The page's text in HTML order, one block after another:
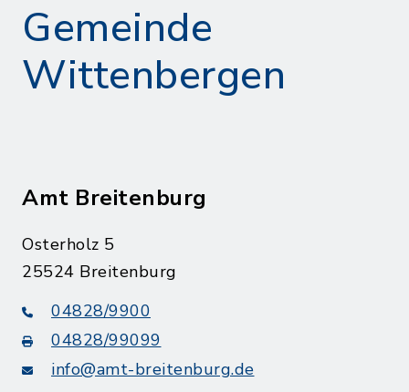
Gemeinde
Wittenbergen
Amt Breitenburg
Osterholz 5
25524 Breitenburg
04828/9900
04828/99099
info@amt-breitenburg.de